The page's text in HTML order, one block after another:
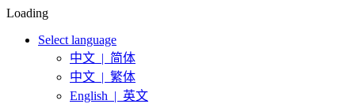
Loading
Select language
中文 | 简体
中文 | 繁体
English | 英文